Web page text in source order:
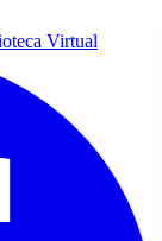
Virtual